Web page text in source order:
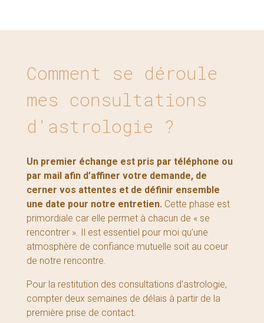
Comment se déroule
mes consultations
d'astrologie ?
Un premier échange est pris par téléphone ou
par mail afin d’affiner votre demande, de
cerner vos attentes et de définir ensemble
une date pour notre entretien. Cette phase est
primordiale car elle permet à chacun de « se
rencontrer ». Il est essentiel pour moi qu’une
atmosphère de confiance mutuelle soit au coeur
de notre rencontre.
Pour la restitution des consultations d'astrologie,
compter deux semaines de délais à partir de la
première prise de contact.